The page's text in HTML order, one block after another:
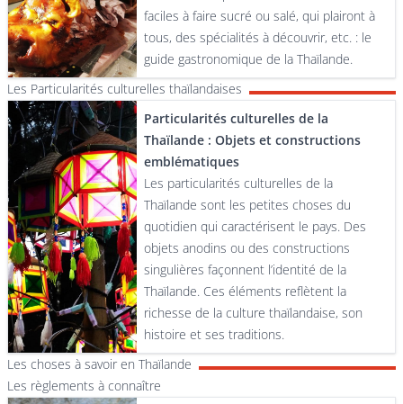
faciles à faire sucré ou salé, qui plairont à
tous, des spécialités à découvrir, etc. : le
guide gastronomique de la Thaïlande.
Les Particularités culturelles thaïlandaises
Particularités culturelles de la
Thaïlande : Objets et constructions
emblématiques
Les particularités culturelles de la
Thaïlande sont les petites choses du
quotidien qui caractérisent le pays. Des
objets anodins ou des constructions
singulières façonnent l’identité de la
Thaïlande. Ces éléments reflètent la
richesse de la culture thaïlandaise, son
histoire et ses traditions.
Les choses à savoir en Thaïlande
Les règlements à connaître